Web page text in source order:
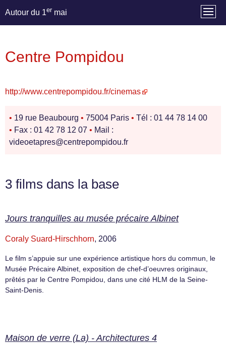
Autour du 1er mai
Centre Pompidou
http://www.centrepompidou.fr/cinemas
• 19 rue Beaubourg • 75004 Paris • Tél : 01 44 78 14 00
• Fax : 01 42 78 12 07 • Mail :
videoetapres@centrepompidou.fr
3 films dans la base
Jours tranquilles au musée précaire Albinet
Coraly Suard-Hirschhorn, 2006
Le film s’appuie sur une expérience artistique hors du commun, le
Musée Précaire Albinet, exposition de chef-d’oeuvres originaux,
prêtés par le Centre Pompidou, dans une cité HLM de la Seine-
Saint-Denis.
Maison de verre (La) - Architectures 4